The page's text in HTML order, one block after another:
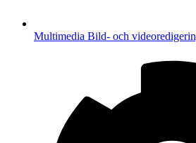
Multimedia Bild- och